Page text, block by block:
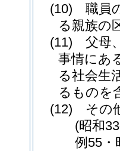
(10)
職員
る親族の
(11)
父母
事情にあ
る社会生
るものを
(12)
その
(昭和
例55・